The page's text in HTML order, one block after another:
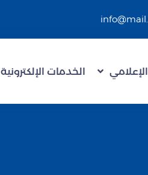
الإعلامي الخدمات الإلكترونية